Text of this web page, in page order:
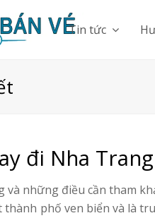
Tin tức
đi Nha Trang
và những điều cần tham
thành phố ven biển và là